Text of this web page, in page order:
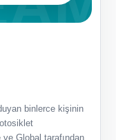
binlerce kişinin
Global tarafından